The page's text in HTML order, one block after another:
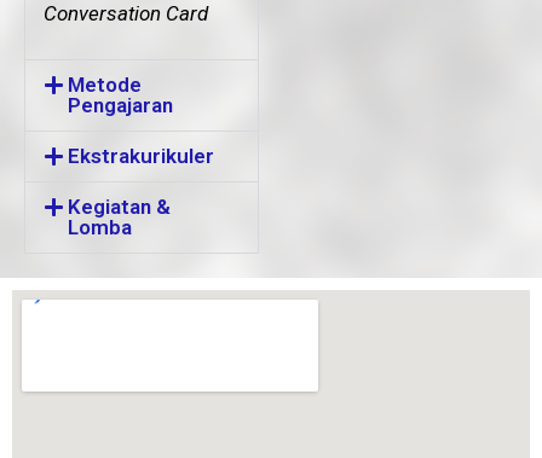
Conversation Card
Metode
Pengajaran
Ekstrakurikuler
Kegiatan &
Lomba